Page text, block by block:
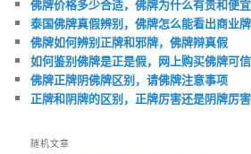
佛牌价格多少合适，佛牌为什么有贵和便宜
泰国佛牌真假辨别，佛牌怎么能看出商业牌
佛牌如何辨别正牌和邪牌，佛牌辩真假
如何鉴别佛牌是正是假，网上购买佛牌可
佛牌正牌阴佛牌区别，请佛牌注意事项
正牌和阴牌的区别，正牌厉害还是阴牌厉害
随机文章